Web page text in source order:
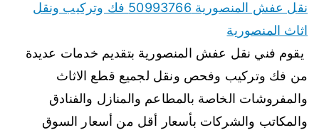
نقل عفش المنصورية 50993766 فك وتركيب ونقل
اثاث المنصورية
يقوم فني نقل عفش المنصورية بتقديم خدمات عديدة
من فك وتركيب وفحص ونقل لجميع قطع الاثاث
والمفروشات الخاصة بالمطاعم والمنازل والفنادق
والمكاتب والشركات بأسعار أقل من أسعار السوق